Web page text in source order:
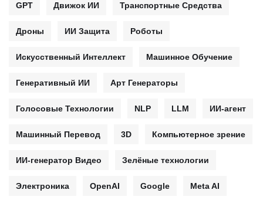
GPT Движок ИИ Транспортные Средства
Дроны ИИ Защита Роботы
Искусственный Интеллект Машинное Обучение
Генеративный ИИ Арт Генераторы
Голосовые Технологии NLP LLM ИИ-агент
Машинный Перевод 3D Компьютерное зрение
ИИ-генератор Видео Зелёные технологии
Электроника OpenAI Google Meta AI